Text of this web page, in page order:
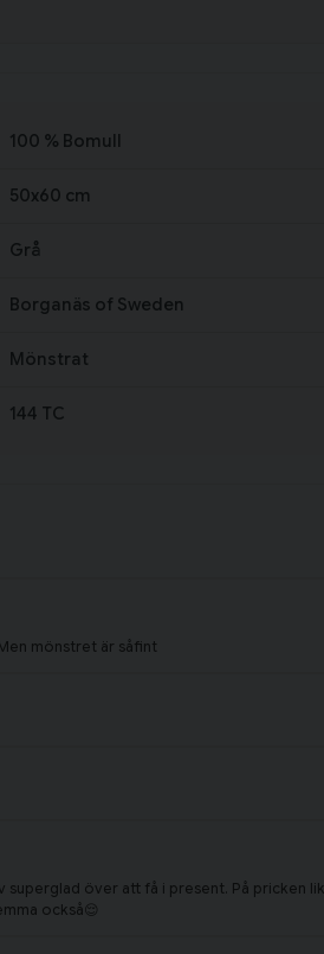
100 % Bomull
50x60 cm
Grå
Borganäs of Sweden
Mönstrat
144 TC
mönstret är såfint
över att få i present. På pricken lik
också😌